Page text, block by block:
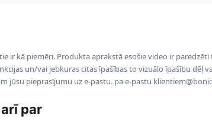
ir kā piemēri. Produkta aprakstā esošie video ir
un/vai jebkuras citas īpašības to vizuālo īpašību
jūsu pieprasījumu uz e-pastu. pa e-pastu
par